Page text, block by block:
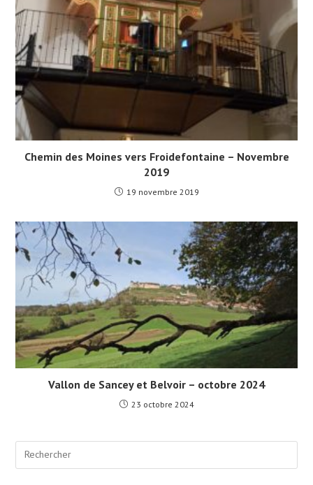
Chemin des Moines vers Froidefontaine – Novembre
2019
19 novembre 2019
Vallon de Sancey et Belvoir – octobre 2024
23 octobre 2024